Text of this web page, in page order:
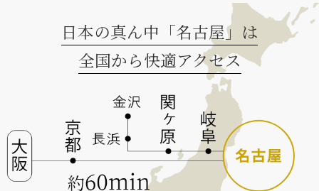
日本の真ん中「名古屋」は
全国から快適アクセス